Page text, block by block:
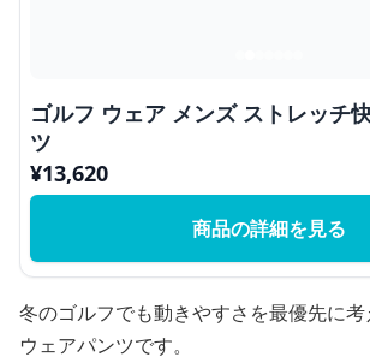
ゴルフ ウェア メンズ ストレッチ
ツ
¥13,620
商品の詳細を見る
冬のゴルフでも動きやすさを最優先に
ウェアパンツです。